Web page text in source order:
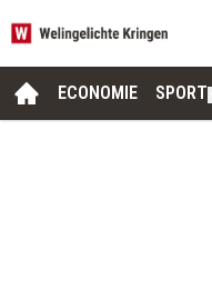
ECONOMIE SPORT